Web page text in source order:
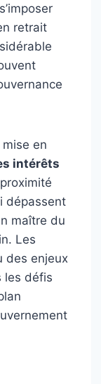
retrait
en
intérêts
dépassent
maître du
Les
des enjeux
les défis